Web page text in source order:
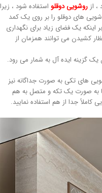
ازروشویی دوقلواستفاده شود ، زیرا
های دوقلو را بر روی یک کمد
اینکه یک فضای زیاد برای نگهداری
می توانند همزمان از
ایده آل به شمار می رود.
های تکی به صورت جداگانه نیز
به صورت یک تکه و متصل به هم
جدا از هم استفاده نمایید.